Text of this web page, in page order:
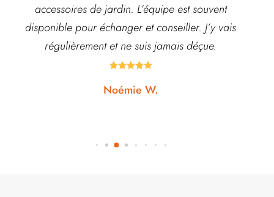
accessoires de jardin. L’équipe est souvent
disponible pour échanger et conseiller. J’y vais
régulièrement et ne suis jamais déçue.

Noémie W.